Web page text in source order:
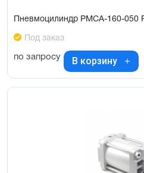
Пневмоцилиндр PMCA-160-050
Под заказ
по запросу В корзину